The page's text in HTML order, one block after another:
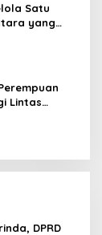
Satu
yang
Lintas
DPRD